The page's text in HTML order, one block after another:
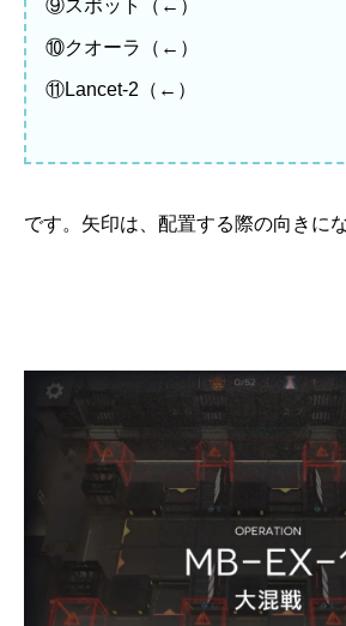
⑨スポット（←）
⑩クオーラ（←）
⑪Lancet-2（←）
です。矢印は、配置する際の向きに